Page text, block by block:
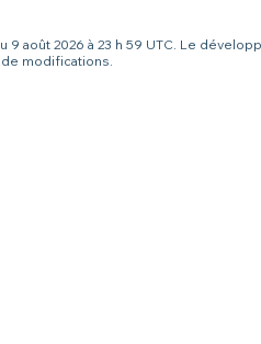
9 août 2026 à 23 h 59 UTC. Le
modifications.